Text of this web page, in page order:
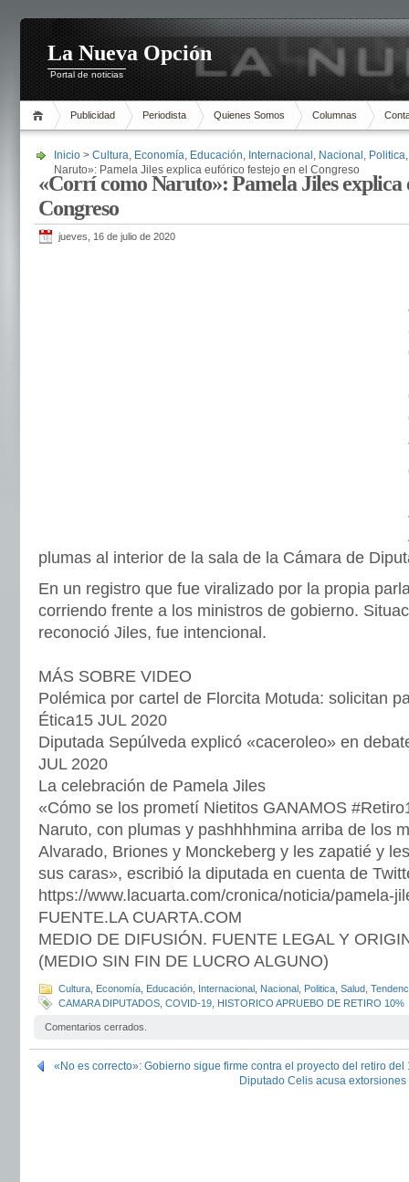
La Nueva Opción
Portal de noticias
Publicidad Periodista Quienes Somos Columnas
Inicio > Cultura, Economía, Educación, Internacional , Nacional , Politica
Naruto»: Pamela Jiles explica eufórico festejo en el Congreso
«Corrí como Naruto»: Pamela Jiles explica
Congreso
jueves, 16 de julio de 2020
plumas al interior de la sala de la Cámara de
En un registro que fue viralizado por la propia
corriendo frente a los ministros de gobierno.
reconoció Jiles, fue intencional.
MÁS SOBRE VIDEO
Polémica por cartel de Florcita Motuda: solicitan
Ética15 JUL 2020
Diputada Sepúlveda explicó «caceroleo» en
JUL 2020
La celebración de Pamela Jiles
«Cómo se los prometí Nietitos GANAMOS
Naruto, con plumas y pashhhhmina arriba de los
Alvarado, Briones y Monckeberg y les zapatié y
sus caras», escribió la diputada en cuenta de
https://www.lacuarta.com/cronica/noticia/pamela-
FUENTE.LA CUARTA.COM
MEDIO DE DIFUSIÓN. FUENTE LEGAL Y
(MEDIO SIN FIN DE LUCRO ALGUNO)
Cultura Economía Educación Internacional Nacional Politica Salud
CAMARA DIPUTADOS COVID-19 HISTORICO APRUEBO DE RETIRO 10%
Comentarios cerrados.
«No es correcto»: Gobierno sigue firme contra el proyecto del retiro del
Diputado Celis acusa